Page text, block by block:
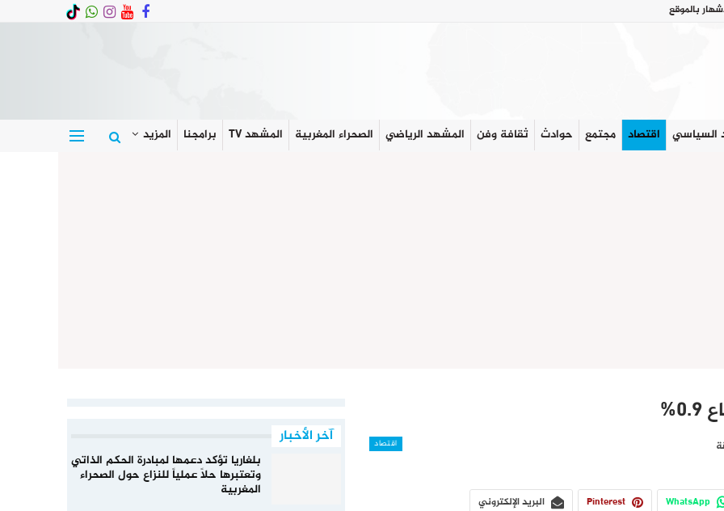
بالموقع
السياسي اقتصاد مجتمع حوادث ثقافة وفن المشهد الرياضي الصحراء المغربية المشهد TV برامجنا المزيد
اقتصاد
WhatsApp
Pinterest البريد الإلكتروني
آخر الأخبار
بلغاريا تؤكد دعمها لمبادرة الحكم الذاتي
وتعتبرها حلاً عملياً للنزاع حول الصحراء
المغربية